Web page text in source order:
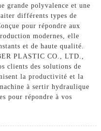
grande polyvalence et une
différents types de
pour répondre aux
modernes, elle
et de haute qualité.
PLASTIC CO., LTD.,
clients des solutions de
la productivité et la
à sertir hydraulique
pour répondre à vos